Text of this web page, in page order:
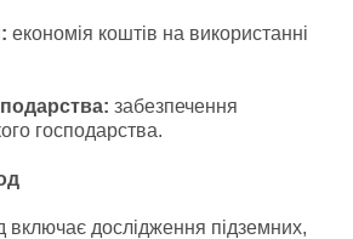
економія коштів на використанні
забезпечення
господарства.
включає дослідження підземних,